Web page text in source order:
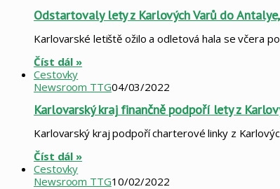
Odstartovaly lety z Karlových Varů do
Karlovarské letiště ožilo a odletová hala se včera
Číst dál »
Cestovky
Newsroom TTG04/03/2022
Karlovarský kraj finančně podpoří lety z
Karlovarský kraj podpoří charterové linky z
Číst dál »
Cestovky
Newsroom TTG10/02/2022